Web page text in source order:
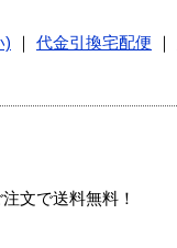
) 代金引換宅配便
文で送料無料！